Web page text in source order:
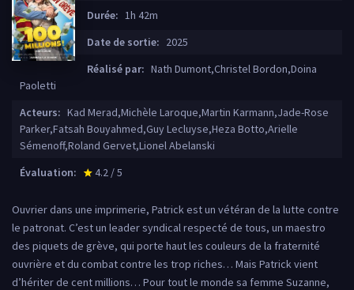
Durée: 1h 42m
Date de sortie: 2025
Réalisé par: Nath Dumont,Christel Bordon,Doina
Paoletti
Acteurs: Kad Merad,Michèle Laroque,Martin Karmann,Jade-Rose
Parker,Fatsah Bouyahmed,Guy Lecluyse,Heza Botto,Arielle
Sémenoff,Roland Gervet,Lionel Abelanski
Évaluation:
star_rate
4.2 / 5
Ouvrier dans une imprimerie, Patrick est un vétéran de la lutte contre
le patronat. C’est un leader syndical respecté de tous, un maestro
des piquets de grève, qui porte haut les couleurs de la fraternité
ouvrière et du combat contre les trop riches… Mais Patrick vient
d’hériter de cent millions… Pour tout le monde sa femme Suzanne,